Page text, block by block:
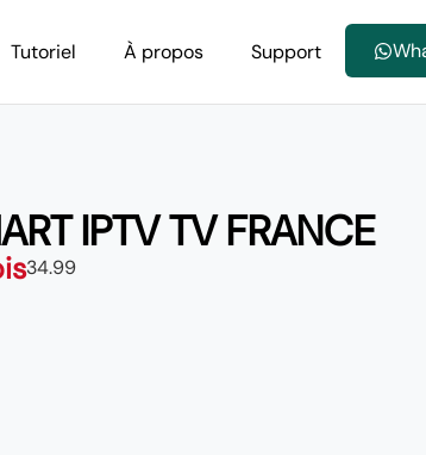
Tutoriel À propos Support
IPTV TV FRANCE
34.99